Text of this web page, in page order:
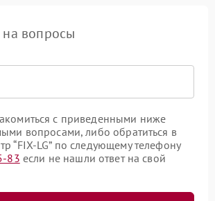
на вопросы
с приведенными ниже
вопросами, либо обратиться в
“FIX-LG” по следующему телефону
83 если не нашли ответ на свой